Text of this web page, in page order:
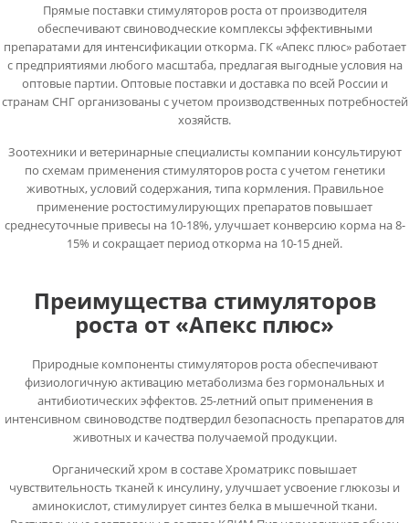
Прямые поставки стимуляторов роста от производителя
обеспечивают свиноводческие комплексы эффективными
препаратами для интенсификации откорма. ГК «Апекс плюс» работает
с предприятиями любого масштаба, предлагая выгодные условия на
оптовые партии. Оптовые поставки и доставка по всей России и
странам СНГ организованы с учетом производственных потребностей
хозяйств.
Зоотехники и ветеринарные специалисты компании консультируют
по схемам применения стимуляторов роста с учетом генетики
животных, условий содержания, типа кормления. Правильное
применение ростостимулирующих препаратов повышает
среднесуточные привесы на 10-18%, улучшает конверсию корма на 8-
15% и сокращает период откорма на 10-15 дней.
Преимущества стимуляторов
роста от «Апекс плюс»
Природные компоненты стимуляторов роста обеспечивают
физиологичную активацию метаболизма без гормональных и
антибиотических эффектов. 25-летний опыт применения в
интенсивном свиноводстве подтвердил безопасность препаратов для
животных и качества получаемой продукции.
Органический хром в составе Хроматрикс повышает
чувствительность тканей к инсулину, улучшает усвоение глюкозы и
аминокислот, стимулирует синтез белка в мышечной ткани.